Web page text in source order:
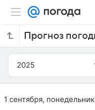
2025
1 сентября, понедельник